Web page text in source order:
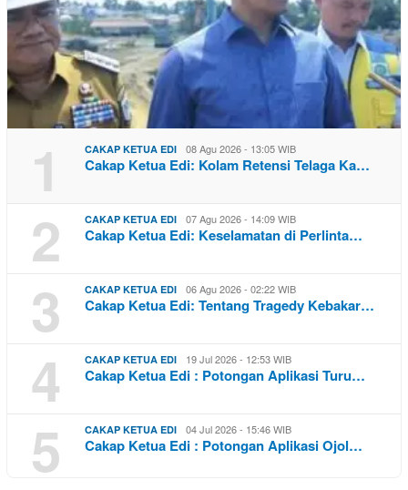
1 CAKAP KETUA EDI 08 Agu 2026 - 13:05 WIB
Cakap Ketua Edi: Kolam Retensi Telaga Ka…
2 CAKAP KETUA EDI 07 Agu 2026 - 14:09 WIB
Cakap Ketua Edi: Keselamatan di Perlinta…
3 CAKAP KETUA EDI 06 Agu 2026 - 02:22 WIB
Cakap Ketua Edi: Tentang Tragedy Kebakar…
4 CAKAP KETUA EDI 19 Jul 2026 - 12:53 WIB
Cakap Ketua Edi : Potongan Aplikasi Turu…
5 CAKAP KETUA EDI 04 Jul 2026 - 15:46 WIB
Cakap Ketua Edi : Potongan Aplikasi Ojol…